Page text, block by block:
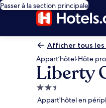
Passer à la section principale
Afficher tous
Appart’hôtel·Hôte
Liberty
Hébergement
2.5 étoiles
Appart'hôtel en